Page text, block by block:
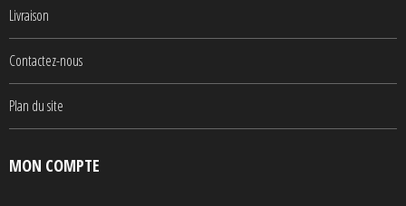
Livraison
Contactez-nous
Plan du site
MON COMPTE